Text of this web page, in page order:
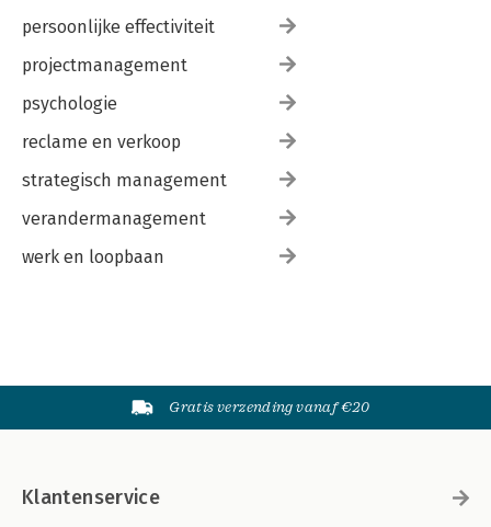
persoonlijke effectiviteit
projectmanagement
psychologie
reclame en verkoop
strategisch management
verandermanagement
werk en loopbaan
Gratis verzending vanaf €20
Klantenservice